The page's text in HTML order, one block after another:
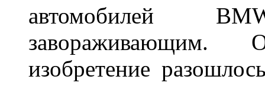
автомобилей
завораживающим.
изобретение